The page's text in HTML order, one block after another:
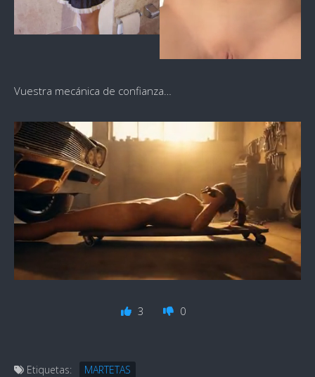
Vuestra mecánica de confianza…
3 0
Etiquetas: MARTETAS